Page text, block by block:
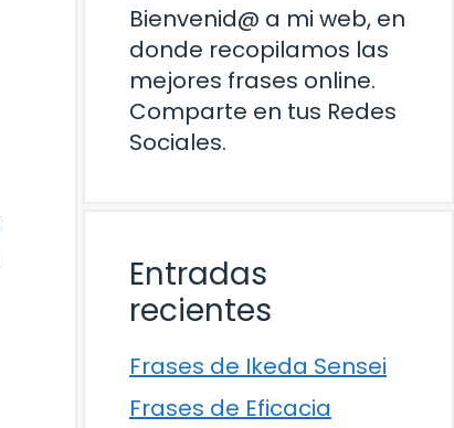
Bienvenid@ a mi web, en
donde recopilamos las
mejores frases online.
Comparte en tus Redes
Sociales.
Entradas
recientes
Frases de Ikeda Sensei
Frases de Eficacia